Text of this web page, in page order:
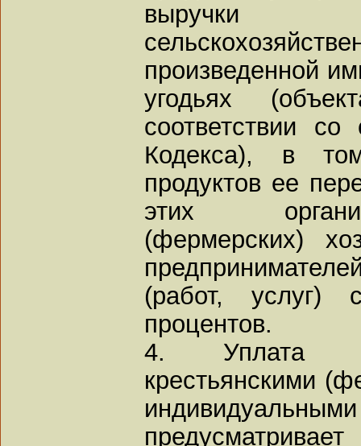
выручки
произведенной
угодьях
соответствии
Кодекса), в
продуктов ее
этих
(фермерских)
(работ, услуг)
процентов.
4. Уплата
крестьянскими